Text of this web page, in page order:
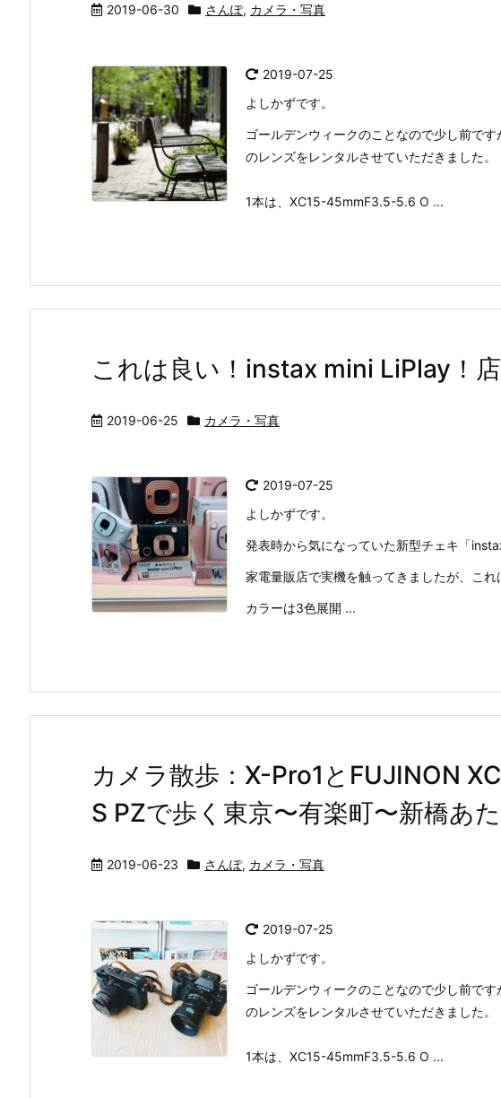
2019-06-30 さんぽ, カメラ・写真
2019-07-25
よしかずです。
ゴールデンウィークのことなので少し前で
のレンズをレンタルさせていただきました。
1本は、XC15-45mmF3.5-5.6 O ...
これは良い！instax mini LiPlay！
2019-06-25 カメラ・写真
2019-07-25
よしかずです。
発表時から気になっていた新型チェキ「
家電量販店で実機を触ってきましたが、これ
カラーは3色展開 ...
カメラ散歩：X-Pro1とFUJINON
S PZで歩く東京〜有楽町〜新橋あた
2019-06-23 さんぽ, カメラ・写真
2019-07-25
よしかずです。
ゴールデンウィークのことなので少し前で
のレンズをレンタルさせていただきました。
1本は、XC15-45mmF3.5-5.6 O ...